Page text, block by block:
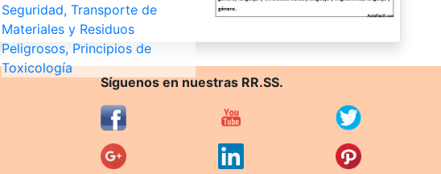
Seguridad, Transporte de
Materiales y Residuos
Peligrosos, Principios de
Toxicología
Síguenos en nuestras RR.SS.